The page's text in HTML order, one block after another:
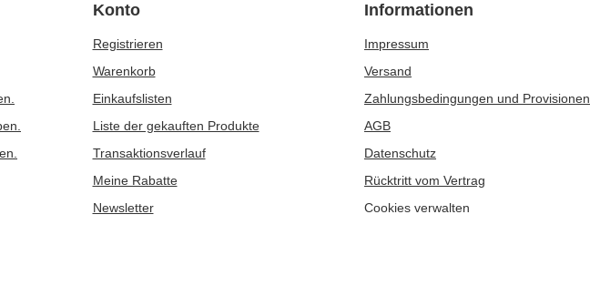
Konto
Registrieren
Warenkorb
Einkaufslisten
Liste der gekauften Produkte
Transaktionsverlauf
Meine Rabatte
Newsletter
Informationen
Impressum
Versand
Zahlungsbedingungen und Provisionen
AGB
Datenschutz
Rücktritt vom Vertrag
Cookies verwalten